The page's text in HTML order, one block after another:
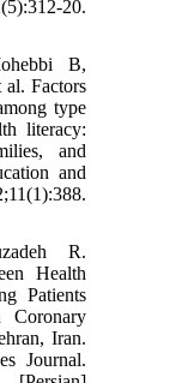
20.
B,
al. Factors
type
literacy:
and
and
R.
Health
Patients
Coronary
Iran.
Journal.